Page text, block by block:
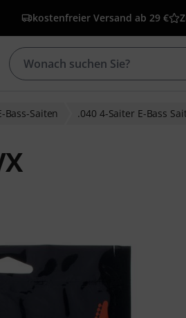
kostenfreier Versand ab 29 €
Bass-Saiten .040 4-Saiter E-Bass